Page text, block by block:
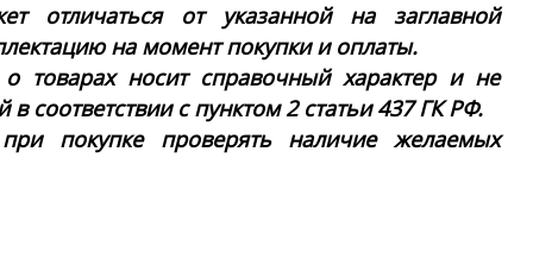
отличаться от указанной на заглавной
на момент покупки и оплаты.
товарах носит справочный характер и не
соответствии с пунктом 2 статьи 437 ГК РФ.
покупке проверять наличие желаемых